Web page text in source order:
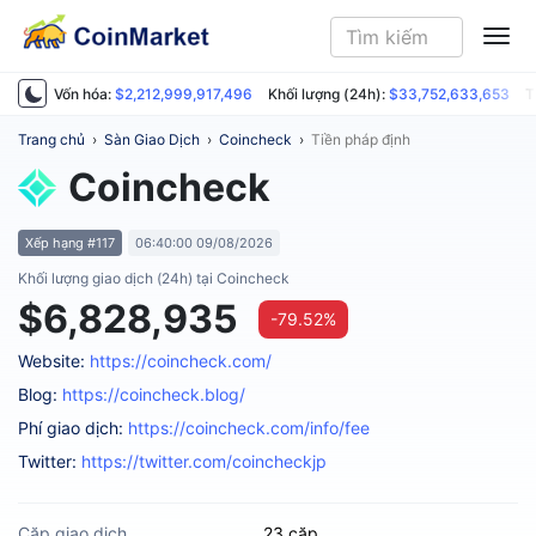
Vốn hóa: $2,212,999,917,496 Khối lượng (24h): $33,752,633,653
Trang chủ › Sàn Giao Dịch › Coincheck › Tiền pháp định
Coincheck
Xếp hạng #117 06:40:00 09/08/2026
Khối lượng giao dịch (24h) tại Coincheck
$6,828,935 -79.52%
Website: https://coincheck.com/
Blog: https://coincheck.blog/
Phí giao dịch: https://coincheck.com/info/fee
Twitter: https://twitter.com/coincheckjp